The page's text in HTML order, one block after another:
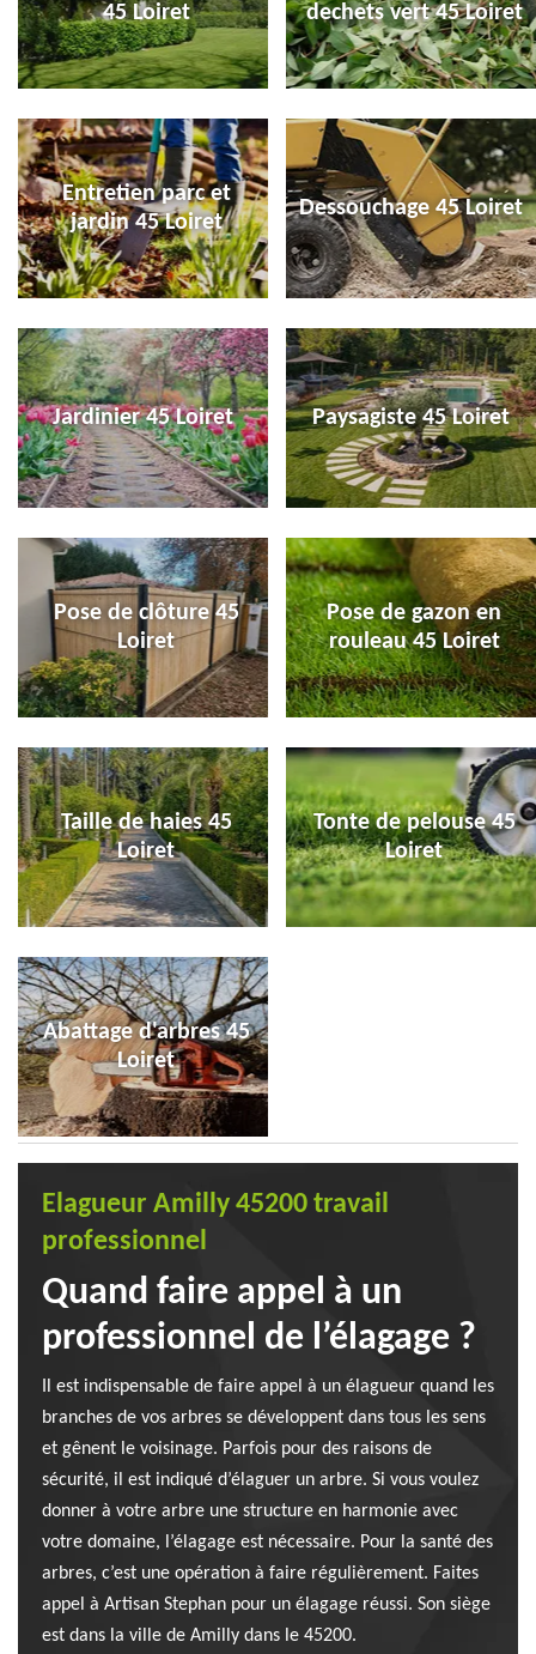
45 Loiret
dechets vert 45 Loiret
Entretien parc et
jardin 45 Loiret
Dessouchage 45 Loiret
Jardinier 45 Loiret Paysagiste 45 Loiret
Pose de clôture 45
Loiret
Pose de gazon en
rouleau 45 Loiret
Taille de haies 45
Loiret
Tonte de pelouse 45
Loiret
Abattage d'arbres 45
Loiret
Elagueur Amilly 45200 travail
professionnel
Quand faire appel à un
professionnel de l’élagage ?
Il est indispensable de faire appel à un élagueur quand les
branches de vos arbres se développent dans tous les sens
et gênent le voisinage. Parfois pour des raisons de
sécurité, il est indiqué d’élaguer un arbre. Si vous voulez
donner à votre arbre une structure en harmonie avec
votre domaine, l’élagage est nécessaire. Pour la santé des
arbres, c’est une opération à faire régulièrement. Faites
appel à Artisan Stephan pour un élagage réussi. Son siège
est dans la ville de Amilly dans le 45200.